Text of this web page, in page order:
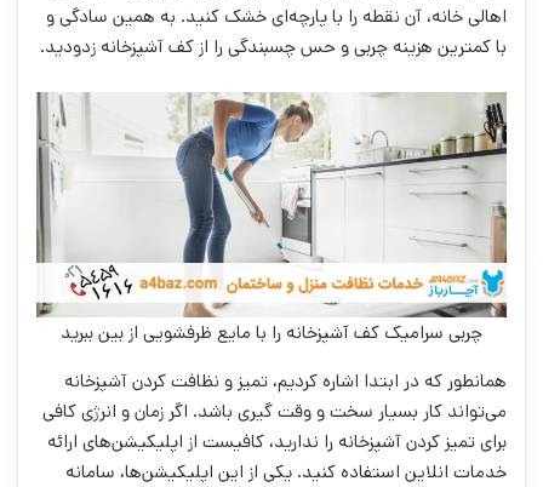
اهالی خانه، آن نقطه را با پارچه‌ای خشک کنید. به همین سادگی و
با کمترین هزینه چربی و حس چسبندگی را از کف آشپزخانه زدودید.
چربی سرامیک کف آشپزخانه را با مایع ظرفشویی از بین ببرید
همانطور که در ابتدا اشاره کردیم، تمیز و نظافت کردن آشپزخانه
می‌تواند کار بسیار سخت و وقت گیری باشد. اگر زمان و انرژی کافی
برای تمیز کردن آشپزخانه را ندارید، کافیست از اپلیکیشن‎‌های ارائه
خدمات انلاین استفاده کنید. یکی از این اپلیکیشن‌ها، سامانه